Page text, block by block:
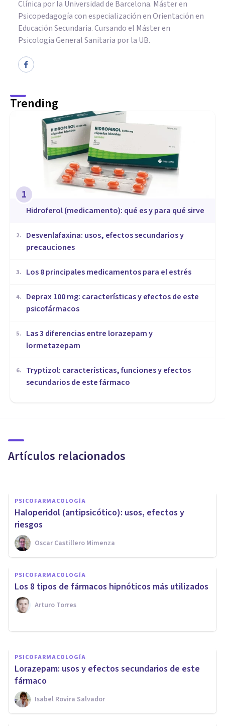
Clínica por la Universidad de Barcelona. Máster en
Psicopedagogía con especialización en Orientación en
Educación Secundaria. Cursando el Máster en
Psicología General Sanitaria por la UB.
Trending
1
Hidroferol (medicamento): qué es y para qué sirve
2.
Desvenlafaxina: usos, efectos secundarios y
precauciones
3. Los 8 principales medicamentos para el estrés
4.
Deprax 100 mg: características y efectos de este
psicofármacos
5.
Las 3 diferencias entre lorazepam y
lormetazepam
6.
Tryptizol: características, funciones y efectos
secundarios de este fármaco
Artículos relacionados
efectos de este antidepresivo
PSICOFARMACOLOGÍA
​Haloperidol (antipsicótico): usos, efectos y
riesgos
Oscar Castillero Mimenza
PSICOFARMACOLOGÍA
Los 8 tipos de fármacos hipnóticos más utilizados
Arturo Torres
Antidepresivos tricíclicos: usos
y efectos secundarios
PSICOFARMACOLOGÍA
Lorazepam: usos y efectos secundarios de este
fármaco
Isabel Rovira Salvador